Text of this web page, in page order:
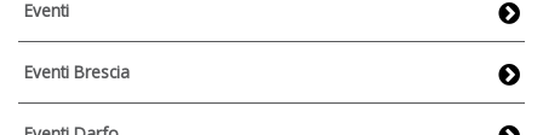
Eventi
Eventi Brescia